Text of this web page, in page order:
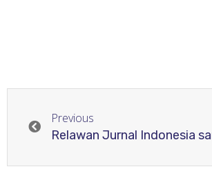
Previous
Relawan Jurnal Indonesia